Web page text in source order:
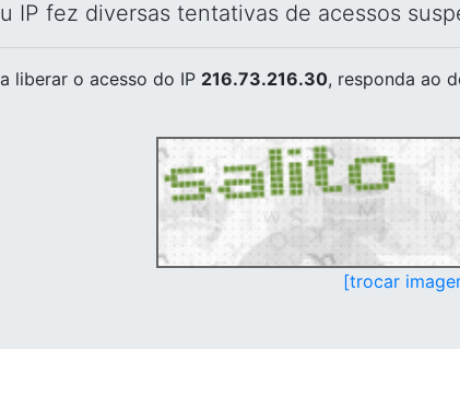
IP fez diversas tentativas de acessos
liberar o acesso do IP 216.73.216.30, responda ao
[trocar